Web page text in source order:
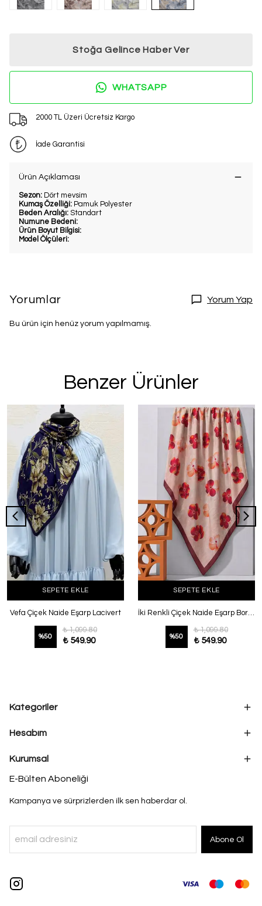
Stoğa Gelince Haber Ver
WHATSAPP
2000 TL Üzeri Ücretsiz Kargo
İade Garantisi
Ürün Açıklaması
Sezon: Dört mevsim
Kumaş Özelliği: Pamuk Polyester
Beden Aralığı: Standart
Numune Bedeni:
Ürün Boyut Bilgisi:
Model Ölçüleri:
Yorumlar Yorum Yap
Bu ürün için henüz yorum yapılmamış.
Benzer Ürünler
SEPETE EKLE
Vefa Çiçek Naide Eşarp Lacivert
%50
₺ 1,099.80
₺ 549.90
SEPETE EKLE
İki Renkli Çiçek Naide Eşarp Bordo
%50
₺ 1,099.80
₺ 549.90
Kategoriler
Hesabım
Kurumsal
E-Bülten Aboneliği
Kampanya ve sürprizlerden ilk sen haberdar ol.
Abone Ol